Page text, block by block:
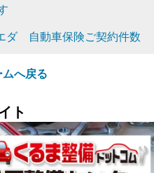
ダ 自動車保険ご契約件数
ムへ戻る
ト